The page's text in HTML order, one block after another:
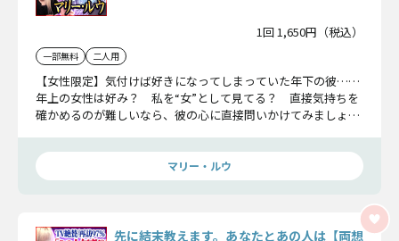
1回 1,650円（税込）
一部無料 二人用
【女性限定】気付けば好きになってしまっていた年下の彼……
年上の女性は好み？ 私を“女”として見てる？ 直接気持ちを
確かめるのが難しいなら、彼の心に直接問いかけてみましょ
マリー・ルウ
先に結末教えます。あなたとあの人は【両想